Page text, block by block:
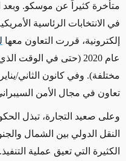
متأخرة كثيراً عن موسكو.
إلكترونية، قررت التعاون معها
عام 2020
(حتى في الوقت
مختلفة). وفي كانون الثاني/يناير 2021، وقّعت الحكومتان
تعاون في مجال الأمن
وعلى صعيد التجارة، تبذل
النقل الدولي بين الشمال
الكثيرة التي تعيق عملية التنفيذ.